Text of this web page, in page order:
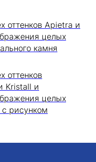
оттенков Apietra и
целых
камня
оттенков
Kristall и
целых
с рисунком